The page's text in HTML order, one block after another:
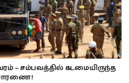
– சம்பவத்தில் கடமையிருந்த
!